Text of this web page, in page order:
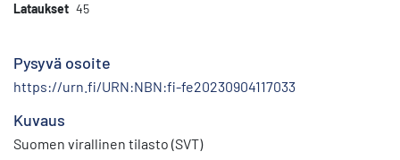
Lataukset 45
Pysyvä osoite
https://urn.fi/URN:NBN:fi-fe20230904117033
Kuvaus
Suomen virallinen tilasto (SVT)